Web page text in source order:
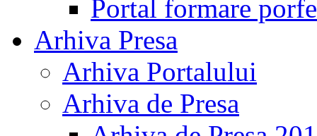
Portal formare
Arhiva Presa
Arhiva Portalului
Arhiva de Presa